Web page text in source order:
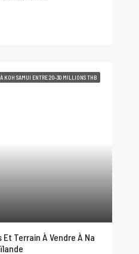
KOH SAMUI ENTRE 20-30 MILLIONS THB
Terrain À Vendre À Na